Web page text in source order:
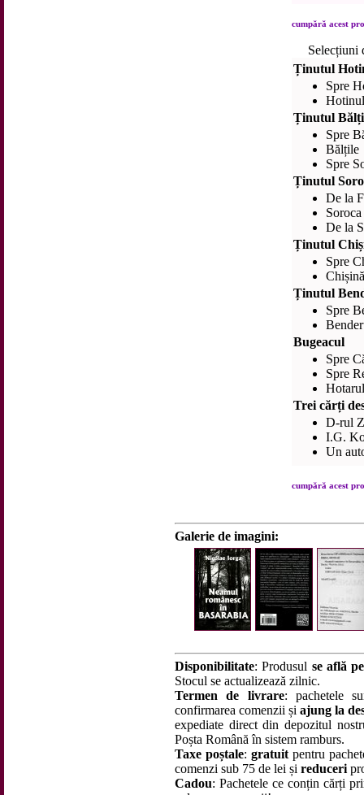
cumpără acest
Selecțiuni
Ținutul
Spre
Hotinul
Ținutul
Spre
Bălțile
Spre
Ținutul
De la
Soroca
De la
Ținutul
Spre
Ținutul
Spre
Bugeacul
Spre
Spre
Trei cărți
D-rul
I.G.
Un
cumpără acest
Galerie de imagini:
Disponibilitate: Produsul se află
Stocul se actualizează zilnic.
Termen de livrare: pachetele
confirmarea comenzii șiajung la
expediate direct din depozitul
Poșta Română în sistem ramburs.
Taxe poștale: gratuitpentru
comenzi sub 75 de lei și reduceri
Cadou: Pachetele ce conțin cărți